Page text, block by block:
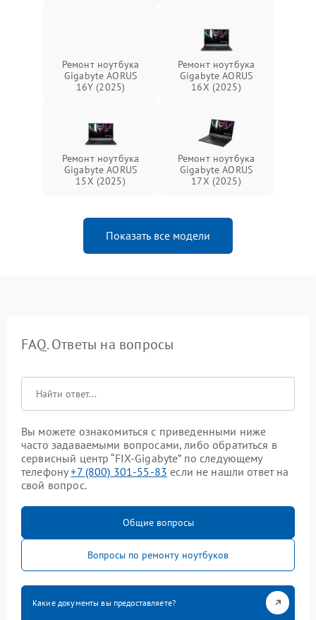
Ремонт ноутбука
Gigabyte AORUS
16Y (2025)
Ремонт ноутбука
Gigabyte AORUS
16X (2025)
Ремонт ноутбука
Gigabyte AORUS
15X (2025)
Ремонт ноутбука
Gigabyte AORUS
17X (2025)
Показать все модели
FAQ. Ответы на вопросы
Вы можете ознакомиться с приведенными ниже
часто задаваемыми вопросами, либо обратиться в
сервисный центр “FIX-Gigabyte” по следующему
телефону+7 (800) 301-55-83 если не нашли ответ на
свой вопрос.
Общие вопросы
Вопросы по ремонту ноутбуков
Какие документы вы предоставляете?